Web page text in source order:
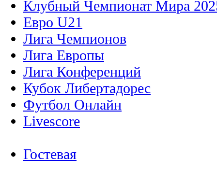
Клубный Чемпионат Мира
Евро U21
Лига Чемпионов
Лига Европы
Лига Конференций
Кубок Либертадорес
Футбол Онлайн
Livescore
Гостевая